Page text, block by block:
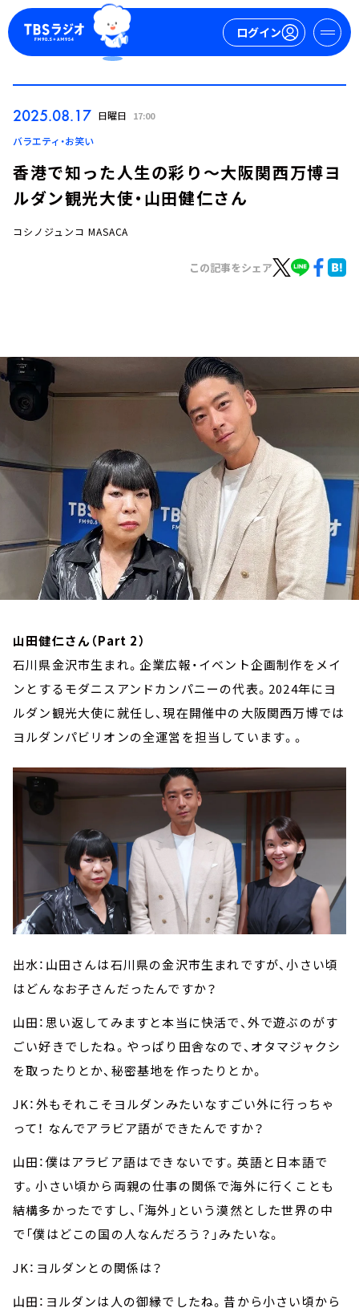
ログイン
ログイン
お知らせ
イベント・グッズ
2025.08.17 日曜日 17:00
バラエティ・お笑い
香港で知った人生の彩り～大阪関西万博ヨ
ルダン観光大使・山田健仁さん
コシノジュンコ MASACA
この記事をシェア
山田健仁さん（Part 2）
石川県金沢市生まれ。企業広報・イベント企画制作をメイ
ンとするモダニスアンドカンパニーの代表。2024年にヨ
ルダン観光大使に就任し、現在開催中の大阪関西万博では
ヨルダンパビリオンの全運営を担当しています。。
出水：山田さんは石川県の金沢市生まれですが、小さい頃
はどんなお子さんだったんですか？
山田：思い返してみますと本当に快活で、外で遊ぶのがす
ごい好きでしたね。やっぱり田舎なので、オタマジャクシ
を取ったりとか、秘密基地を作ったりとか。
JK：外もそれこそヨルダンみたいなすごい外に行っちゃ
って！ なんでアラビア語ができたんですか？
山田：僕はアラビア語はできないです。英語と日本語で
す。小さい頃から両親の仕事の関係で海外に行くことも
結構多かったですし、「海外」という漠然とした世界の中
で「僕はどこの国の人なんだろう？」みたいな。
JK：ヨルダンとの関係は？
山田：ヨルダンは人の御縁でしたね。昔から小さい頃から